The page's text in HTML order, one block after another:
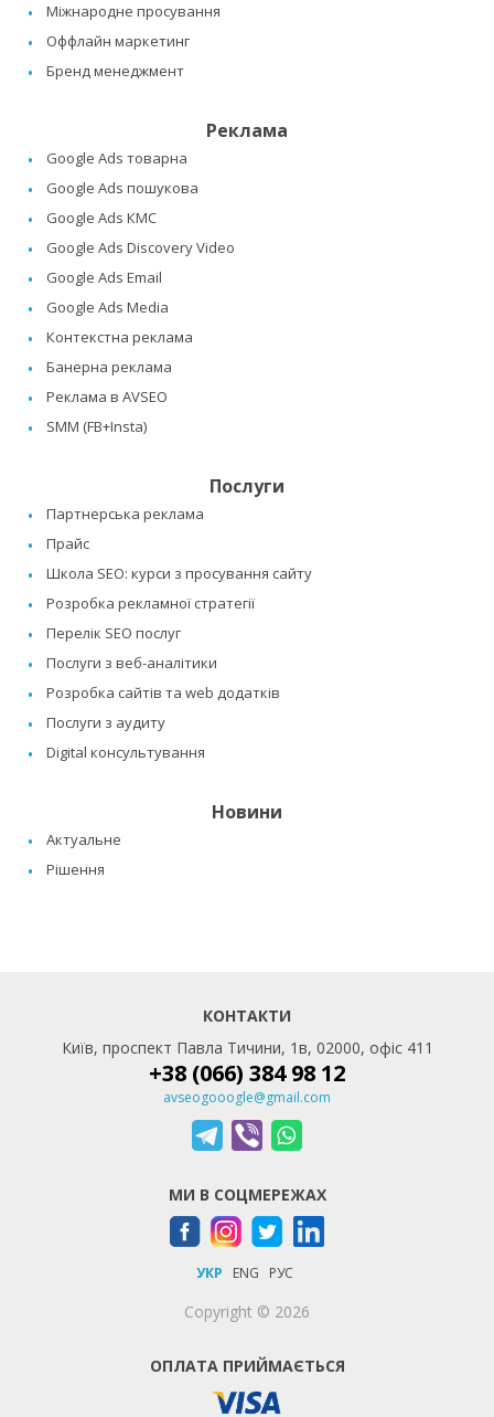
Міжнародне просування
Оффлайн маркетинг
Бренд менеджмент
Реклама
Google Ads товарна
Google Ads пошукова
Google Ads КМС
Google Ads Discovery Video
Google Ads Email
Google Ads Media
Контекстна реклама
Банерна реклама
Реклама в AVSEO
SMM (FB+Insta)
Послуги
Партнерська реклама
Прайс
Школа SEO: курси з просування сайту
Розробка рекламної стратегії
Перелік SEO послуг
Послуги з веб-аналітики
Розробка сайтів та web додатків
Послуги з аудиту
Digital консультування
Новини
Актуальне
Рішення
КОНТАКТИ
Київ, проспект Павла Тичини, 1в, 02000, офіс 411
+38 (066) 384 98 12
avseogooogle@gmail.com
МИ В СОЦМЕРЕЖАХ
УКР ENG РУС
Copyright © 2026
ОПЛАТА ПРИЙМАЄТЬСЯ